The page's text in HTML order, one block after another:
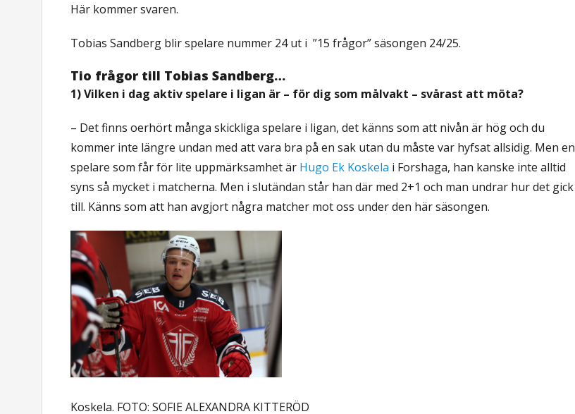
Här kommer svaren.
Tobias Sandberg blir spelare nummer 24 ut i ”15 frågor” säsongen 24/25.
Tio frågor till Tobias Sandberg…
1) Vilken i dag aktiv spelare i ligan är – för dig som målvakt – svårast att möta?
– Det finns oerhört många skickliga spelare i ligan, det känns som att nivån är hög och du
kommer inte längre undan med att vara bra på en sak utan du måste var hyfsat allsidig. Men en
spelare som får för lite uppmärksamhet är Hugo Ek Koskela i Forshaga, han kanske inte alltid
syns så mycket i matcherna. Men i slutändan står han där med 2+1 och man undrar hur det gick
till. Känns som att han avgjort några matcher mot oss under den här säsongen.
Koskela. FOTO: SOFIE ALEXANDRA KITTERÖD